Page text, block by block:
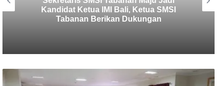
Polres Tabanan Beri Bantuan dan
Pendampingan Psikologis